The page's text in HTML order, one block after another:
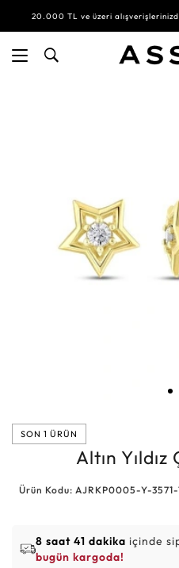
20.000 TL ve üzeri
SON 1 ÜRÜN
Altın
Ürün Kodu: AJRKP0005-Y-3571-
8 saat 41 dakika içinde
bugün kargoda!